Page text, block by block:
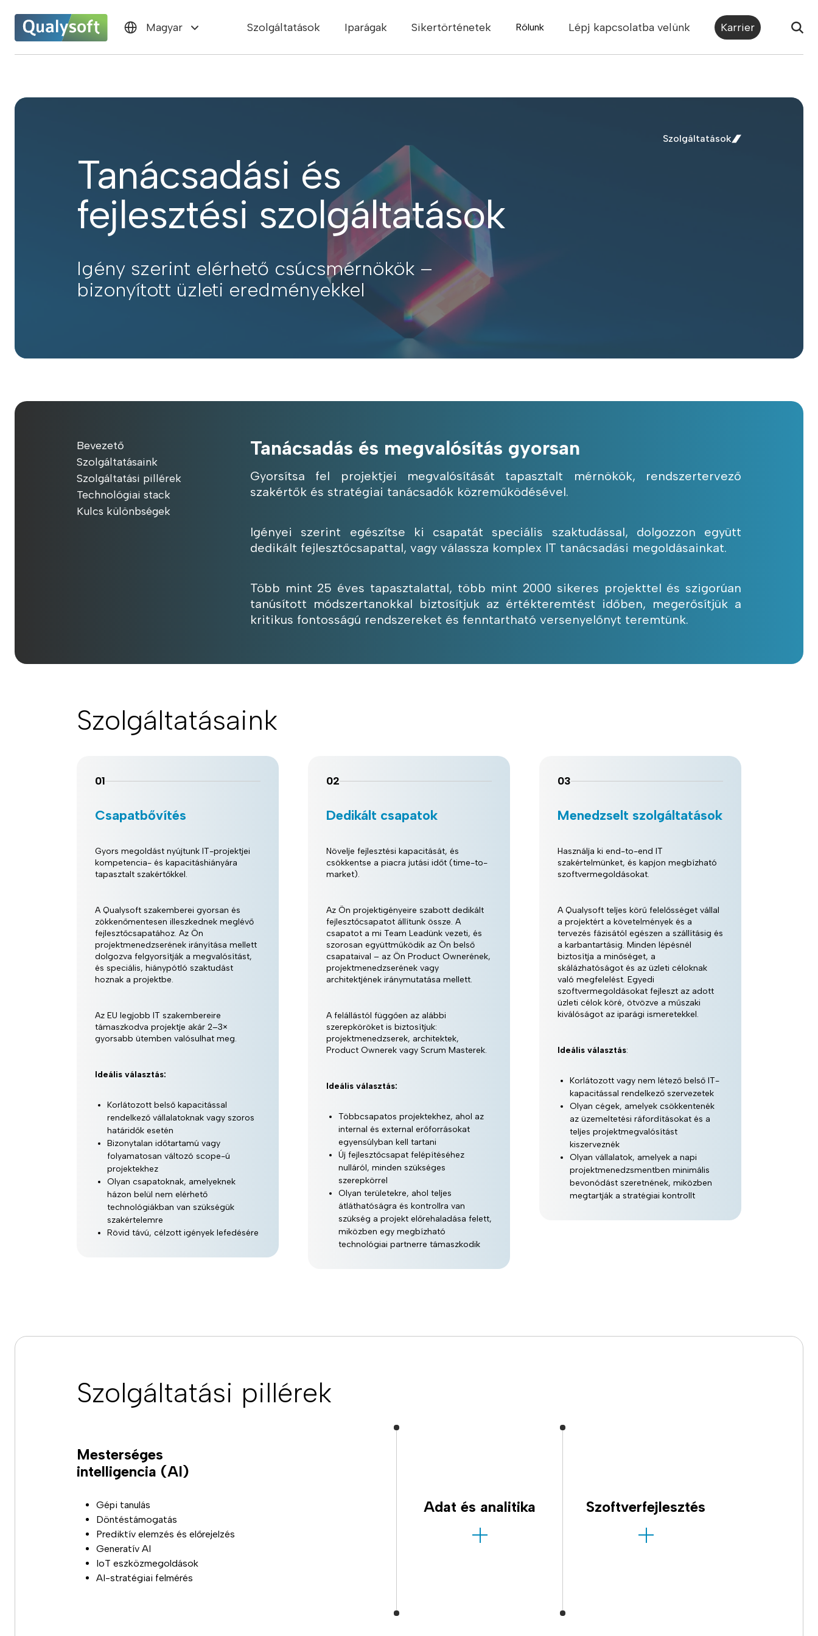
Magyar Szolgáltatások Iparágak Sikertörténetek Rólunk Lépj kapcsolatba velünk Karrier
Szolgáltatások
Tanácsadási és
fejlesztési szolgáltatások
Igény szerint elérhető csúcsmérnökök –
bizonyított üzleti eredményekkel
Bevezető
Szolgáltatásaink
Szolgáltatási pillérek
Technológiai stack
Kulcs különbségek
Tanácsadás és megvalósítás gyorsan
Gyorsítsa fel projektjei megvalósítását tapasztalt mérnökök, rendszertervező
szakértők és stratégiai tanácsadók közreműködésével.
Igényei szerint egészítse ki csapatát speciális szaktudással, dolgozzon együtt
dedikált fejlesztőcsapattal, vagy válassza komplex IT tanácsadási megoldásainkat.
Több mint 25 éves tapasztalattal, több mint 2000 sikeres projekttel és szigorúan
tanúsított módszertanokkal biztosítjuk az értékteremtést időben, megerősítjük a
kritikus fontosságú rendszereket és fenntartható versenyelőnyt teremtünk.
Szolgáltatásaink
01
Csapatbővítés
Gyors megoldást nyújtunk IT-projektjei
kompetencia- és kapacitáshiányára
tapasztalt szakértőkkel.
A Qualysoft szakemberei gyorsan és
zökkenőmentesen illeszkednek meglévő
fejlesztőcsapatához. Az Ön
projektmenedzserének irányítása mellett
dolgozva felgyorsítják a megvalósítást,
és speciális, hiánypótló szaktudást
hoznak a projektbe.
Az EU legjobb IT szakembereire
támaszkodva projektje akár 2–3×
gyorsabb ütemben valósulhat meg.
Ideális választás:
Korlátozott belső kapacitással
rendelkező vállalatoknak vagy szoros
határidők esetén
Bizonytalan időtartamú vagy
folyamatosan változó scope-ú
projektekhez
Olyan csapatoknak, amelyeknek
házon belül nem elérhető
technológiákban van szükségük
szakértelemre
Rövid távú, célzott igények lefedésére
02
Dedikált csapatok
Növelje fejlesztési kapacitását, és
csökkentse a piacra jutási időt (time-to-
market).
Az Ön projektigényeire szabott dedikált
fejlesztőcsapatot állítunk össze. A
csapatot a mi Team Leadünk vezeti, és
szorosan együttműködik az Ön belső
csapataival – az Ön Product Ownerének,
projektmenedzserének vagy
architektjének iránymutatása mellett.
A felállástól függően az alábbi
szerepköröket is biztosítjuk:
projektmenedzserek, architektek,
Product Ownerek vagy Scrum Masterek.
Ideális választás:
Többcsapatos projektekhez, ahol az
internal és external erőforrásokat
egyensúlyban kell tartani
Új fejlesztőcsapat felépítéséhez
nulláról, minden szükséges
szerepkörrel
Olyan területekre, ahol teljes
átláthatóságra és kontrollra van
szükség a projekt előrehaladása felett,
miközben egy megbízható
technológiai partnerre támaszkodik
03
Menedzselt szolgáltatások
Használja ki end-to-end IT
szakértelmünket, és kapjon megbízható
szoftvermegoldásokat.
A Qualysoft teljes körű felelősséget vállal
a projektért a követelmények és a
tervezés fázisától egészen a szállításig és
a karbantartásig. Minden lépésnél
biztosítja a minőséget, a
skálázhatóságot és az üzleti céloknak
való megfelelést. Egyedi
szoftvermegoldásokat fejleszt az adott
üzleti célok köré, ötvözve a műszaki
kiválóságot az iparági ismeretekkel.
Ideális választás:
Korlátozott vagy nem létező belső IT-
kapacitással rendelkező szervezetek
Olyan cégek, amelyek csökkentenék
az üzemeltetési ráfordításokat és a
teljes projektmegvalósítást
kiszerveznék
Olyan vállalatok, amelyek a napi
projektmenedzsmentben minimális
bevonódást szeretnének, miközben
megtartják a stratégiai kontrollt
Szolgáltatási pillérek
Mesterséges
intelligencia (AI)
Gépi tanulás
Döntéstámogatás
Prediktív elemzés és előrejelzés
Generatív AI
IoT eszközmegoldások
AI-stratégiai felmérés
Adat és analitika Szoftverfejlesztés